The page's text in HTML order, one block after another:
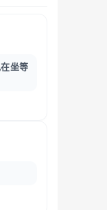
坐等